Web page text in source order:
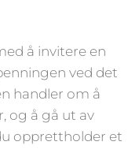
å invitere en
ved det
handler om å
og å gå ut av
opprettholder et